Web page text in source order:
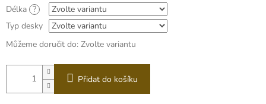
Délka ?
Typ desky
Můžeme doručit do: Zvolte variantu
Přidat do košíku